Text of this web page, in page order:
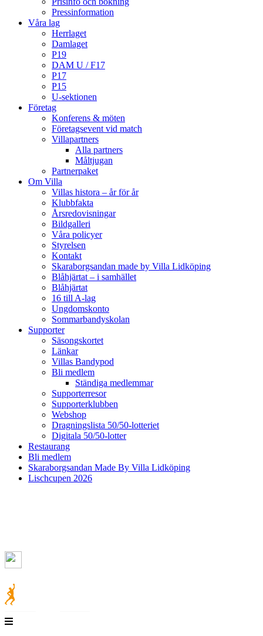
Pressinformation
Våra lag
Herrlaget
Damlaget
P19
DAM U / F17
P17
P15
U-sektionen
Företag
Konferens & möten
Företagsevent vid match
Villapartners
Alla partners
Måltjugan
Partnerpaket
Om Villa
Villas histora – år för år
Klubbfakta
Årsredovisningar
Bildgalleri
Våra policyer
Styrelsen
Kontakt
Skaraborgsandan made by Villa Lidköping
Blåhjärtat – i samhället
Blåhjärtat
16 till A-lag
Ungdomskonto
Sommarbandyskolan
Supporter
Säsongskortet
Länkar
Villas Bandypod
Bli medlem
Ständiga medlemmar
Supporterresor
Supporterklubben
Webshop
Dragningslista 50/50-lotteriet
Digitala 50/50-lotter
Restaurang
Bli medlem
Skaraborgsandan Made By Villa Lidköping
Lischcupen 2026